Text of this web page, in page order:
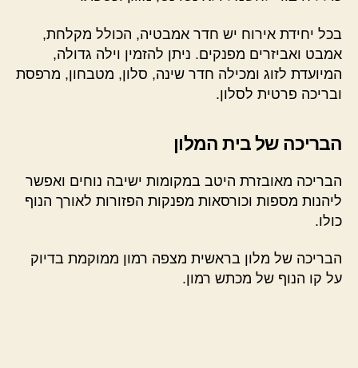
בכל יחידת אירוח יש חדר אמבטיה, הכולל מקלחת,
אמבט ואביזרים מפנקים. ניתן להזמין וילה גדולה,
המיועדת לזוג ומכילה חדר שינה, סלון, מטבחון, מרפסת
ובריכה פרטית לסלון.
הבריכה של בית המלון
הבריכה מאובזרת היטב במקומות ישיבה נוחים ואפשר
ליהנות מספות וכורסאות מפנקות הפזורות לאורך הנוף
כולו.
הבריכה של מלון בראשית מצפה רמון ממוקמת בדיוק
על קו הנוף של מכתש רמון.